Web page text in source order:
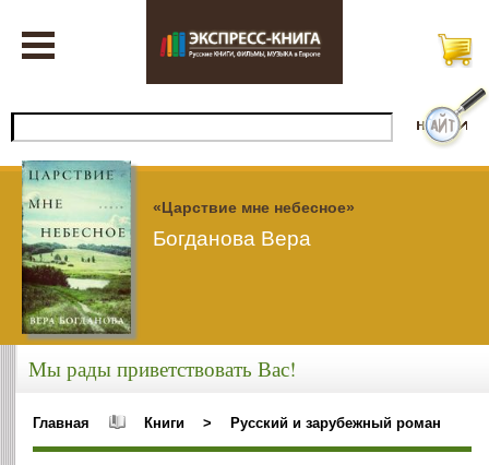
«Царствие мне небесное»
Богданова Вера
Мы рады приветствовать Вас!
Главная Книги > Русский и зарубежный роман